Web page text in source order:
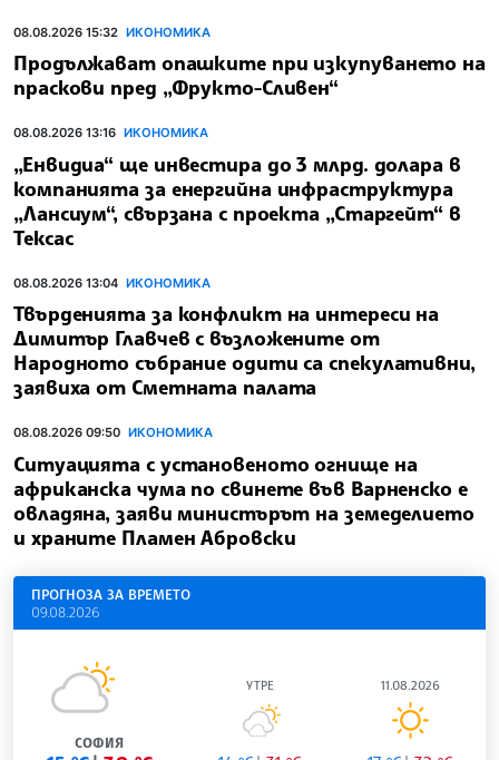
08.08.2026 15:32 ИКОНОМИКА
Продължават опашките при изкупуването на
праскови пред „Фрукто-Сливен“
08.08.2026 13:16 ИКОНОМИКА
„Енвидиа“ ще инвестира до 3 млрд. долара в
компанията за енергийна инфраструктура
„Лансиум“, свързана с проекта „Старгейт“ в
Тексас
08.08.2026 13:04 ИКОНОМИКА
Твърденията за конфликт на интереси на
Димитър Главчев с възложените от
Народното събрание одити са спекулативни,
заявиха от Сметната палата
08.08.2026 09:50 ИКОНОМИКА
Ситуацията с установеното огнище на
африканска чума по свинете във Варненско е
овладяна, заяви министърът на земеделието
и храните Пламен Абровски
ПРОГНОЗА ЗА ВРЕМЕТО
09.08.2026
СОФИЯ
УТРЕ 11.08.2026